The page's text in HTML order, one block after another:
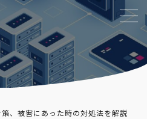
、被害にあった時の対処法を解説